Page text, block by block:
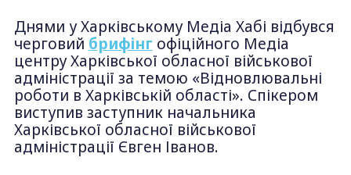
Днями у Харківському Медіа Хабі відбувся
черговий брифінг офіційного Медіа
центру Харківської обласної військової
адміністрації за темою «Відновлювальні
роботи в Харківській області». Спікером
виступив заступник начальника
Харківської обласної військової
адміністрації Євген Іванов.